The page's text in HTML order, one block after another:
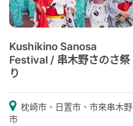
Kushikino Sanosa
Festival / 串木野さのさ祭
り
枕崎市、日置市、市來串木野
市